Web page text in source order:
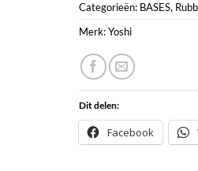
Categorieën: BASES,
Merk:Yoshi
Dit delen:
Facebook